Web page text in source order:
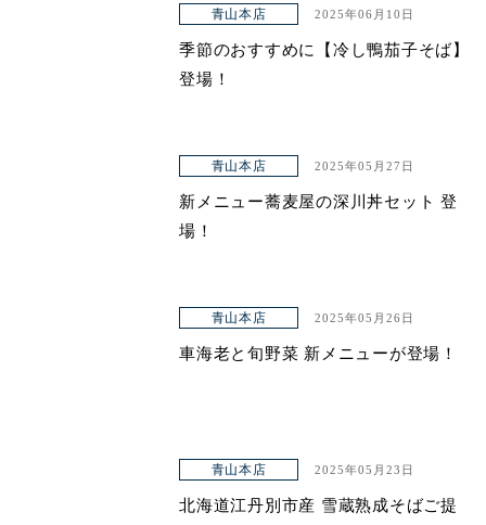
青山本店 2025年06月10日
季節のおすすめに【冷し鴨茄子そば】
登場！
青山本店 2025年05月27日
新メニュー蕎麦屋の深川丼セット 登
場！
青山本店 2025年05月26日
車海老と旬野菜 新メニューが登場！
青山本店 2025年05月23日
北海道江丹別市産 雪蔵熟成そばご提